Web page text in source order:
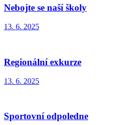
Nebojte se naší školy
13. 6. 2025
Regionální exkurze
13. 6. 2025
Sportovní odpoledne